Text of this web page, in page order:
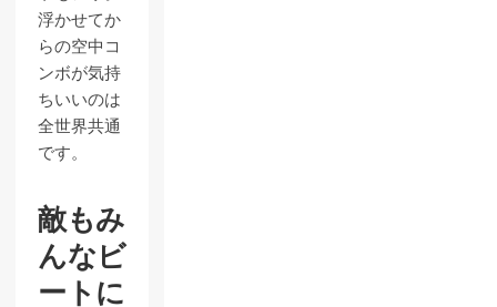
浮かせてか
らの空中コ
ンボが気持
ちいいのは
全世界共通
です。
敵もみ
んなビ
ートに